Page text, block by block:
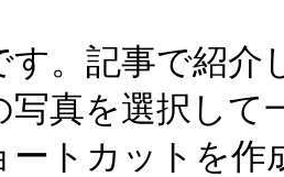
す。記事で紹
写真を選択し
ートカットを